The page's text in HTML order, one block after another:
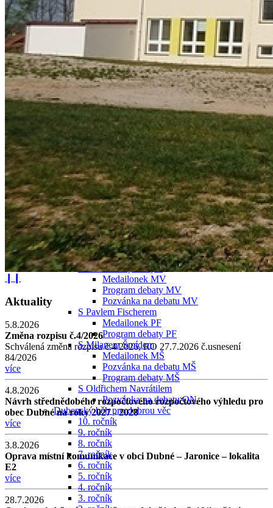
Kostel
Čapí hnízdo
Život v obci
Místní organizace
Obecní
Farnost
Pohostinství
Zdravotní středisko
Ostatní
Knihovna
Úvod
On-line katalog
Výpůjční doba a internet
Ceník
Historie
Akce knihovny
Archiv akcí
Periodika
Dovolená v knihovně
Foto - interiér knihovny
Foto - exteriér knihovny
Oblíbené odkazy
Kalendář obsazenosti
Venkovské debaty
S Markem Výborným
Medailonek MV
Program debaty MV
Pozvánka na debatu MV
S Pavlem Fischerem
Medailonek PF
Program debaty PF
S Milanem Šmídem
Medailonek MŠ
Pozvánka na debatu MŠ
Program debaty MŠ
S Oldřichem Navrátilem
Pozvánka na debatu ON
Dubenský běh pro dobrou věc
10. ročník
9. ročník
8. ročník
7. ročník
6. ročník
5. ročník
4. ročník
3. ročník
Aktuality
5.8.2026
Změna rozpisu č.4/2026
Schválená změna rozpisu č.4/2026, RO 27.7.2026 č.usnesení
84/2026
více
4.8.2026
Návrh střednědobého rozpočtového rozpočtového výhledu pro
obec Dubné na roky 2027 - 2028
více
3.8.2026
Oprava místní komunikace v obci Dubné – Jaronice – lokalita
E2
více
28.7.2026